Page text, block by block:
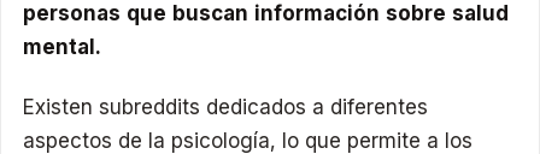
personas que buscan información sobre salud
mental.
Existen subreddits dedicados a diferentes
aspectos de la psicología, lo que permite a los